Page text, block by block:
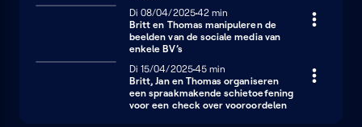
Dinsdag 8 april 2025
Di 08/04/202542 minuten
42 min
Britt en Thomas manipuleren de
beelden van de sociale media van
enkele BV’s
Dinsdag 15 april 2025
Di 15/04/202545 minuten
45 min
Britt, Jan en Thomas organiseren
een spraakmakende schietoefening
voor een check over vooroordelen